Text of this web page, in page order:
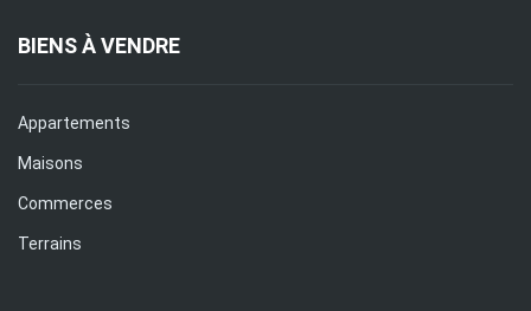
BIENS À VENDRE
Appartements
Maisons
Commerces
Terrains